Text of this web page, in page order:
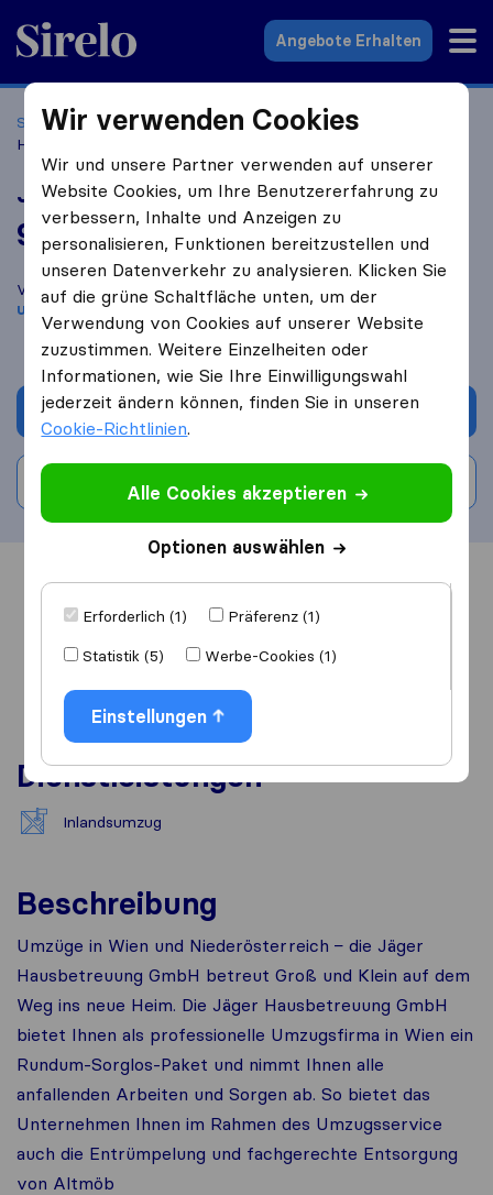
Sirelo.at
Angebote Erhalten
Startseite Umzugsfirmen Umzugsfirmen Wien
Hausbetreuung
Jäger Hausbetreuung
9,2 basierend auf46
Sirelo und Google Bewertungen
i
Vergleichen Sie Jäger Hausbetreuung mit anderen
unternehmenaus Wien
Angebot anfordern
Bewertung schreiben
Übersicht Bewertungen Quellen
Dienstleistungen
Inlandsumzug
Beschreibung
Umzüge in Wien und Niederösterreich − die Jäger
Hausbetreuung GmbH betreut Groß und Klein auf dem
Weg ins neue Heim. Die Jäger Hausbetreuung GmbH
bietet Ihnen als professionelle Umzugsfirma in Wien ein
Rundum-Sorglos-Paket und nimmt Ihnen alle
anfallenden Arbeiten und Sorgen ab. So bietet das
Unternehmen Ihnen im Rahmen des Umzugsservice
auch die Entrümpelung und fachgerechte Entsorgung
von Altmöb
Wir verwenden Cookies
Wir und unsere Partner verwenden auf unserer
Website Cookies, um Ihre Benutzererfahrung zu
verbessern, Inhalte und Anzeigen zu
personalisieren, Funktionen bereitzustellen und
unseren Datenverkehr zu analysieren. Klicken Sie
auf die grüne Schaltfläche unten, um der
Verwendung von Cookies auf unserer Website
zuzustimmen. Weitere Einzelheiten oder
Informationen, wie Sie Ihre Einwilligungswahl
jederzeit ändern können, finden Sie in unseren
Cookie-Richtlinien.
Alle Cookies akzeptieren
Optionen auswählen
Erforderlich (1)
Präferenz (1)
Statistik (5)
Werbe-Cookies (1)
Einstellungen